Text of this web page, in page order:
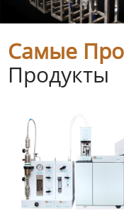
Самые
Продукты